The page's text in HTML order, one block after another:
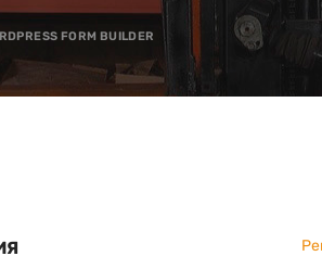
FORM BUILDER